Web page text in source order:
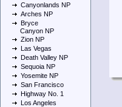
Canyonlands NP
Arches NP
Bryce
Canyon NP
Zion NP
Las Vegas
Death Valley NP
Sequoia NP
Yosemite NP
San Francisco
Highway No. 1
Los Angeles